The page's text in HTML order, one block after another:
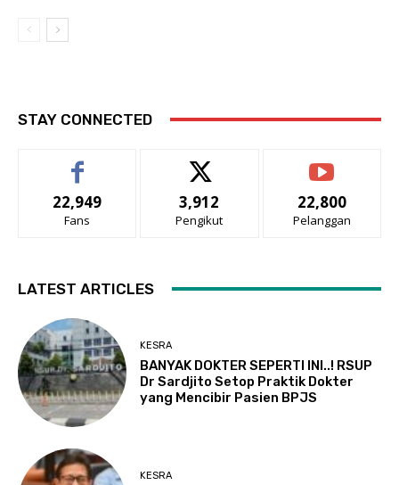
STAY CONNECTED
22,949
Fans
3,912
Pengikut
22,800
Pelanggan
LATEST ARTICLES
KESRA
BANYAK DOKTER SEPERTI INI..! RSUP
Dr Sardjito Setop Praktik Dokter
yang Mencibir Pasien BPJS
KESRA